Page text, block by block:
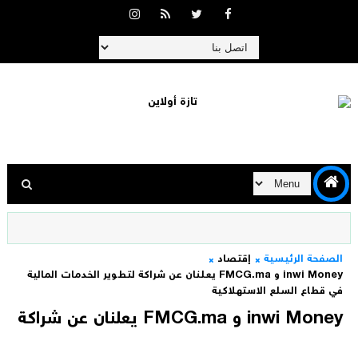
الصفحة الرئيسية
إقتصاد
inwi Money و FMCG.ma يعلنان عن شراكة لتطوير الخدمات المالية
في قطاع السلع الاستهلاكية
inwi Money و FMCG.ma يعلنان عن شراكة